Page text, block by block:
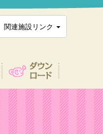
関連施設リンク